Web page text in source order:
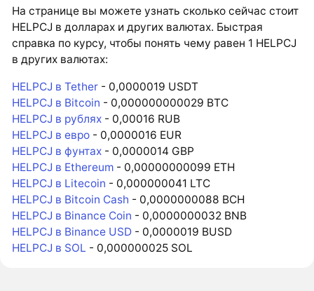
На странице вы можете узнать сколько сейчас стоит
HELPCJ в долларах и других валютах. Быстрая
справка по курсу, чтобы понять чему равен 1 HELPCJ
в других валютах:
HELPCJ в Tether - 0,0000019 USDT
HELPCJ в Bitcoin - 0,000000000029 BTC
HELPCJ в рублях - 0,00016 RUB
HELPCJ в евро - 0,0000016 EUR
HELPCJ в фунтах - 0,0000014 GBP
HELPCJ в Ethereum - 0,00000000099 ETH
HELPCJ в Litecoin - 0,000000041 LTC
HELPCJ в Bitcoin Cash - 0,0000000088 BCH
HELPCJ в Binance Coin - 0,0000000032 BNB
HELPCJ в Binance USD - 0,0000019 BUSD
HELPCJ в SOL - 0,000000025 SOL